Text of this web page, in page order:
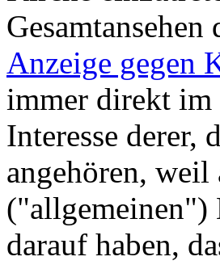
Anzeige gegen
immer direkt
Interesse derer,
angehören,
("allgemeinen")
darauf haben,